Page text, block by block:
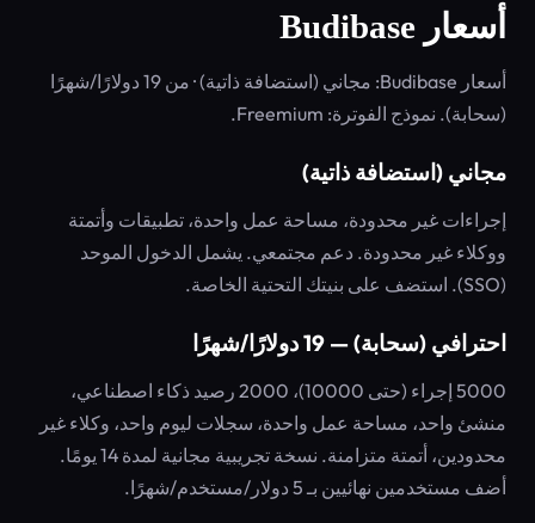
أسعار Budibase
أسعار Budibase: مجاني (استضافة ذاتية) · من 19 دولارًا/شهرًا
(سحابة). نموذج الفوترة: Freemium.
مجاني (استضافة ذاتية)
إجراءات غير محدودة، مساحة عمل واحدة، تطبيقات وأتمتة
ووكلاء غير محدودة. دعم مجتمعي. يشمل الدخول الموحد
(SSO). استضف على بنيتك التحتية الخاصة.
احترافي (سحابة) — 19 دولارًا/شهرًا
5000 إجراء (حتى 10000)، 2000 رصيد ذكاء اصطناعي،
منشئ واحد، مساحة عمل واحدة، سجلات ليوم واحد، وكلاء غير
محدودين، أتمتة متزامنة. نسخة تجريبية مجانية لمدة 14 يومًا.
أضف مستخدمين نهائيين بـ 5 دولار/مستخدم/شهرًا.